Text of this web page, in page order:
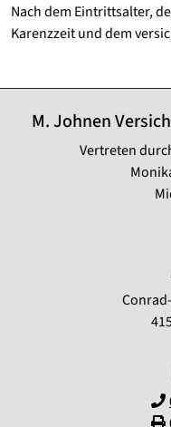
Nach dem Eintrittsalter,
Karenzzeit und dem
M. Johnen
Vertreten